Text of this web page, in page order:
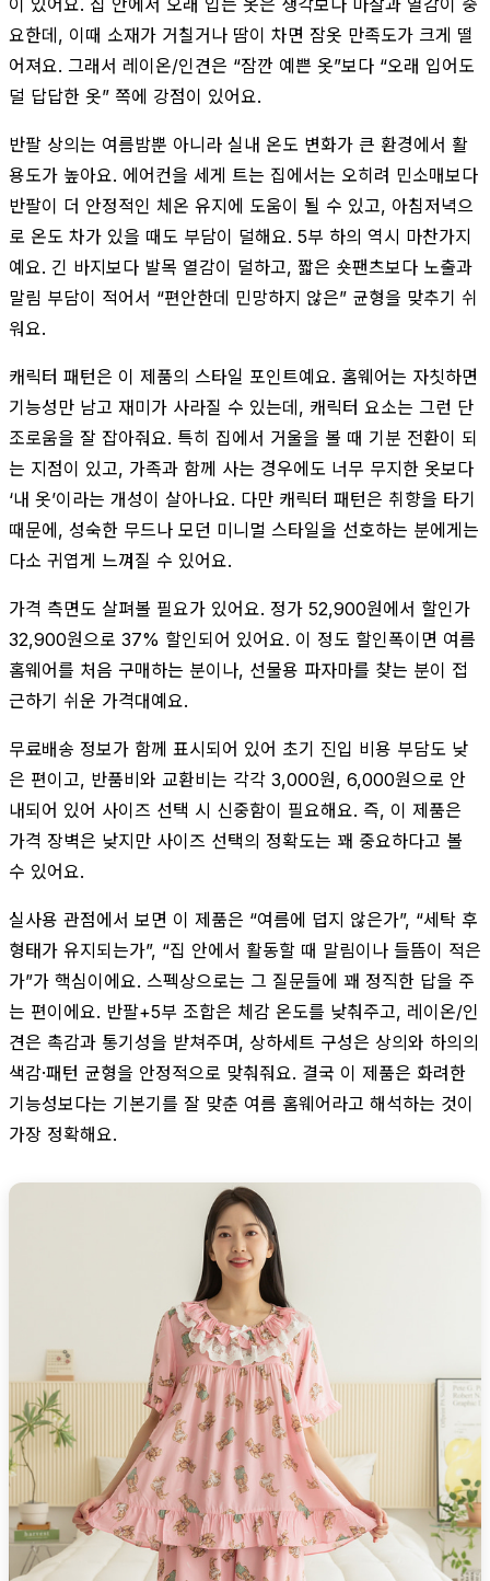
요한데, 이때 소재가 거칠거나 땀이 차면 잠옷 만족도가 크게 떨
어져요. 그래서 레이온/인견은 “잠깐 예쁜 옷”보다 “오래 입어도
덜 답답한 옷” 쪽에 강점이 있어요.
반팔 상의는 여름밤뿐 아니라 실내 온도 변화가 큰 환경에서 활
용도가 높아요. 에어컨을 세게 트는 집에서는 오히려 민소매보다
반팔이 더 안정적인 체온 유지에 도움이 될 수 있고, 아침저녁으
로 온도 차가 있을 때도 부담이 덜해요. 5부 하의 역시 마찬가지
예요. 긴 바지보다 발목 열감이 덜하고, 짧은 숏팬츠보다 노출과
말림 부담이 적어서 “편안한데 민망하지 않은” 균형을 맞추기 쉬
워요.
캐릭터 패턴은 이 제품의 스타일 포인트예요. 홈웨어는 자칫하면
기능성만 남고 재미가 사라질 수 있는데, 캐릭터 요소는 그런 단
조로움을 잘 잡아줘요. 특히 집에서 거울을 볼 때 기분 전환이 되
는 지점이 있고, 가족과 함께 사는 경우에도 너무 무지한 옷보다
‘내 옷’이라는 개성이 살아나요. 다만 캐릭터 패턴은 취향을 타기
때문에, 성숙한 무드나 모던 미니멀 스타일을 선호하는 분에게는
다소 귀엽게 느껴질 수 있어요.
가격 측면도 살펴볼 필요가 있어요. 정가 52,900원에서 할인가
32,900원으로 37% 할인되어 있어요. 이 정도 할인폭이면 여름
홈웨어를 처음 구매하는 분이나, 선물용 파자마를 찾는 분이 접
근하기 쉬운 가격대예요.
무료배송 정보가 함께 표시되어 있어 초기 진입 비용 부담도 낮
은 편이고, 반품비와 교환비는 각각 3,000원, 6,000원으로 안
내되어 있어 사이즈 선택 시 신중함이 필요해요. 즉, 이 제품은
가격 장벽은 낮지만 사이즈 선택의 정확도는 꽤 중요하다고 볼
수 있어요.
실사용 관점에서 보면 이 제품은 “여름에 덥지 않은가”, “세탁 후
형태가 유지되는가”, “집 안에서 활동할 때 말림이나 들뜸이 적은
가”가 핵심이에요. 스펙상으로는 그 질문들에 꽤 정직한 답을 주
는 편이에요. 반팔+5부 조합은 체감 온도를 낮춰주고, 레이온/인
견은 촉감과 통기성을 받쳐주며, 상하세트 구성은 상의와 하의의
색감·패턴 균형을 안정적으로 맞춰줘요. 결국 이 제품은 화려한
기능성보다는 기본기를 잘 맞춘 여름 홈웨어라고 해석하는 것이
가장 정확해요.